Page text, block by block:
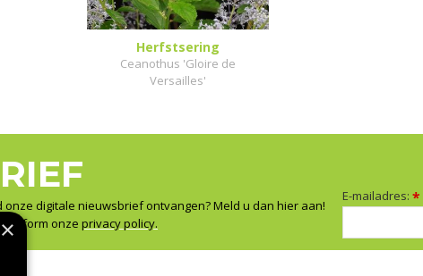
Herfstsering
Ceanothus 'Gloire de
Versailles'
onze digitale nieuwsbrief ontvangen? Meld u dan hier aan!
conform onze privacy policy.
E-mailadres: *
×